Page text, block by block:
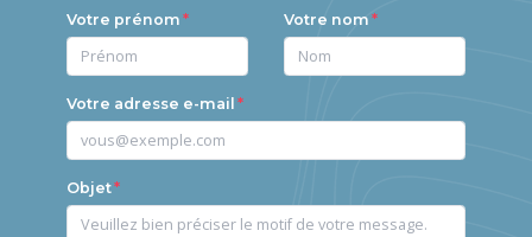
Votre prénom Votre nom
Votre adresse e-mail
Objet